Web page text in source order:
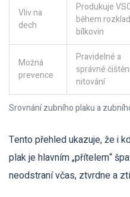
Srovnání zubního plaku a
Vliv na
dech
Produkuje
během
bílkovin
Možná
prevence
Pravidelné a
správné
nitování
Tento přehled ukazuje, že i
plak je hlavním „přítelem“
neodstraní včas, ztvrdne a